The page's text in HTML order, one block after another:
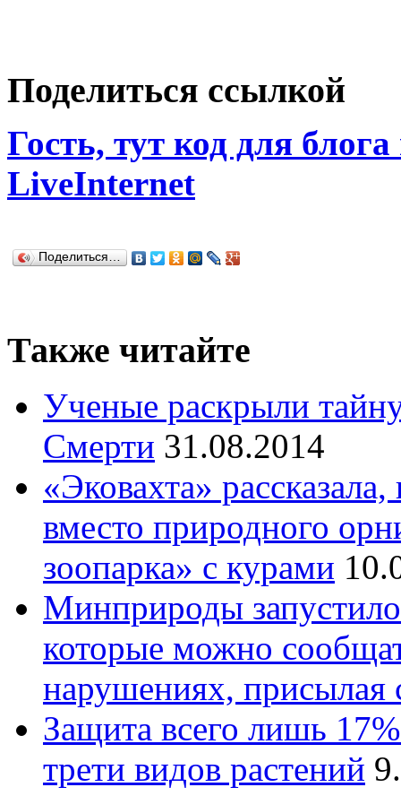
Поделиться ссылкой
Гость, тут код для
LiveInternet
Поделиться…
Также читайте
Ученые раскрыли
Смерти 31.08.2014
«Эковахта»
вместо природного
зоопарка» с курами
Минприроды
которые можно
нарушениях, присылая
Защита всего лишь
трети видов растений